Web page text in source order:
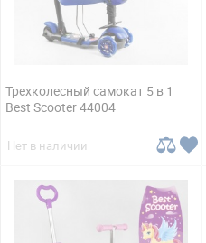
Трехколесный самокат 5 в 1
Best Scooter 44004
Нет в наличии